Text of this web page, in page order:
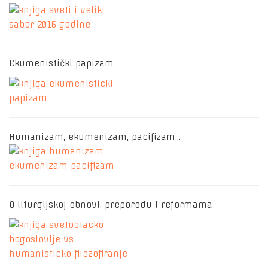
Ekumenistički papizam
Humanizam, ekumenizam, pacifizam…
O liturgijskoj obnovi, preporodu i reformama